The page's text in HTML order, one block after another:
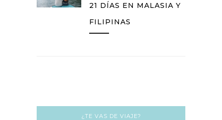
21 DÍAS EN MALASIA Y
FILIPINAS
¿TE VAS DE VIAJE?